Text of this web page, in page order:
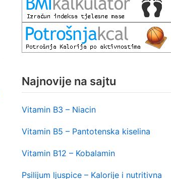
Najnovije na sajtu
Vitamin B3 – Niacin
Vitamin B5 – Pantotenska kiselina
Vitamin B12 – Kobalamin
Psilijum ljuspice – Kalorije i nutritivna